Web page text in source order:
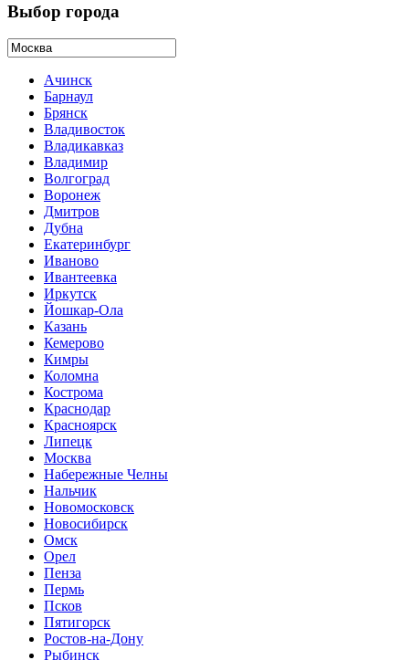
Выбор города
Ачинск
Барнаул
Брянск
Владивосток
Владикавказ
Владимир
Волгоград
Воронеж
Дмитров
Дубна
Екатеринбург
Иваново
Ивантеевка
Иркутск
Йошкар-Ола
Казань
Кемерово
Кимры
Коломна
Кострома
Краснодар
Красноярск
Липецк
Москва
Набережные Челны
Нальчик
Новомосковск
Новосибирск
Омск
Орел
Пенза
Пермь
Псков
Пятигорск
Ростов-на-Дону
Рыбинск